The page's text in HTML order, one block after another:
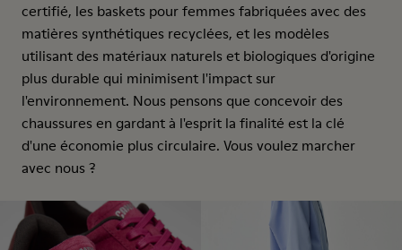
certifié, les baskets pour femmes fabriquées avec des
matières synthétiques recyclées, et les modèles
utilisant des matériaux naturels et biologiques d'origine
plus durable qui minimisent l'impact sur
l'environnement. Nous pensons que concevoir des
chaussures en gardant à l'esprit la finalité est la clé
d'une économie plus circulaire. Vous voulez marcher
avec nous ?